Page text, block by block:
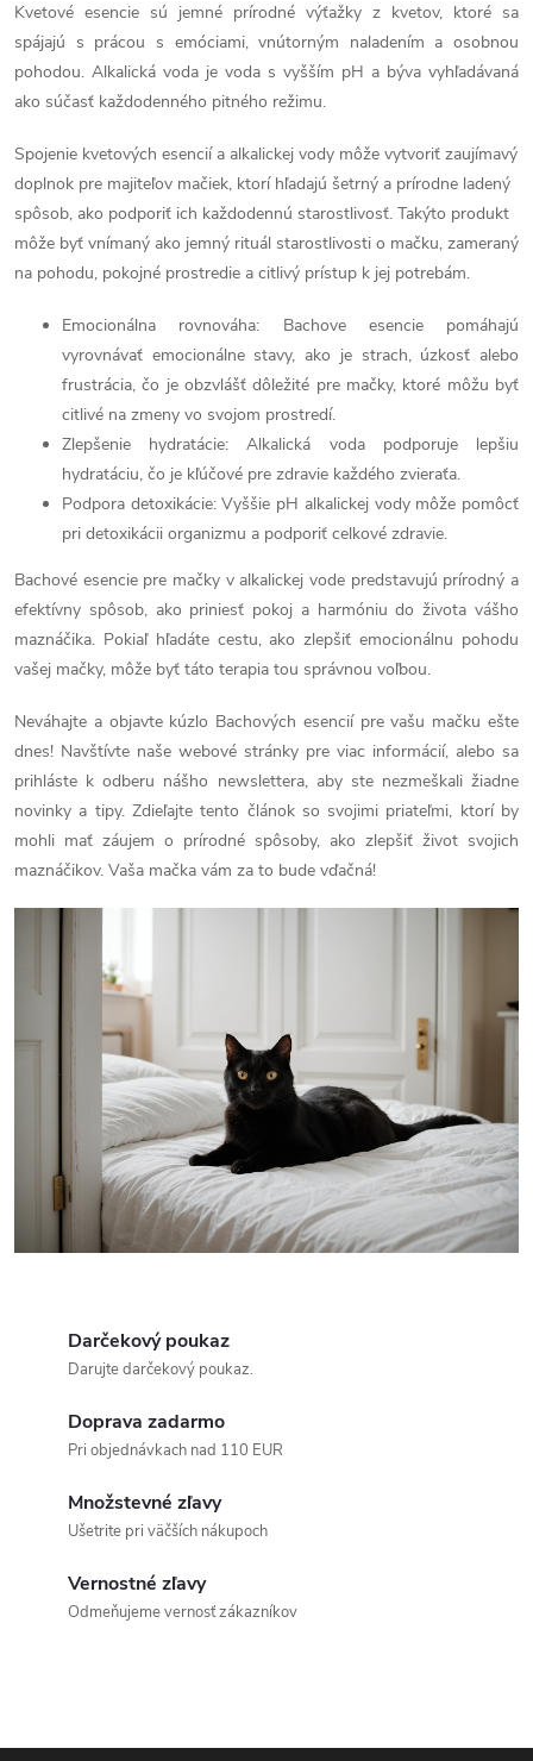
y
v
ý
p
i
s
Kvetové esencie sú jemné prírodné výťažky z kvetov, ktoré sa
spájajú s prácou s emóciami, vnútorným naladením a osobnou
pohodou. Alkalická voda je voda s vyšším pH a býva vyhľadávaná
ako súčasť každodenného pitného režimu.
Spojenie kvetových esencií a alkalickej vody môže vytvoriť zaujímavý
doplnok pre majiteľov mačiek, ktorí hľadajú šetrný a prírodne ladený
spôsob, ako podporiť ich každodennú starostlivosť. Takýto produkt
môže byť vnímaný ako jemný rituál starostlivosti o mačku, zameraný
na pohodu, pokojné prostredie a citlivý prístup k jej potrebám.
Emocionálna rovnováha: Bachove esencie pomáhajú
vyrovnávať emocionálne stavy, ako je strach, úzkosť alebo
frustrácia, čo je obzvlášť dôležité pre mačky, ktoré môžu byť
citlivé na zmeny vo svojom prostredí.
Zlepšenie hydratácie: Alkalická voda podporuje lepšiu
hydratáciu, čo je kľúčové pre zdravie každého zvieraťa.
Podpora detoxikácie: Vyššie pH alkalickej vody môže pomôcť
pri detoxikácii organizmu a podporiť celkové zdravie.
Bachové esencie pre mačky v alkalickej vode predstavujú prírodný a
efektívny spôsob, ako priniesť pokoj a harmóniu do života vášho
maznáčika. Pokiaľ hľadáte cestu, ako zlepšiť emocionálnu pohodu
vašej mačky, môže byť táto terapia tou správnou voľbou.
Neváhajte a objavte kúzlo Bachových esencií pre vašu mačku ešte
dnes! Navštívte naše webové stránky pre viac informácií, alebo sa
prihláste k odberu nášho newslettera, aby ste nezmeškali žiadne
novinky a tipy. Zdieľajte tento článok so svojimi priateľmi, ktorí by
mohli mať záujem o prírodné spôsoby, ako zlepšiť život svojich
maznáčikov. Vaša mačka vám za to bude vďačná!
Darčekový poukaz
Darujte darčekový poukaz.
Doprava zadarmo
Pri objednávkach nad 110 EUR
Množstevné zľavy
Ušetrite pri väčších nákupoch
Vernostné zľavy
Odmeňujeme vernosť zákazníkov